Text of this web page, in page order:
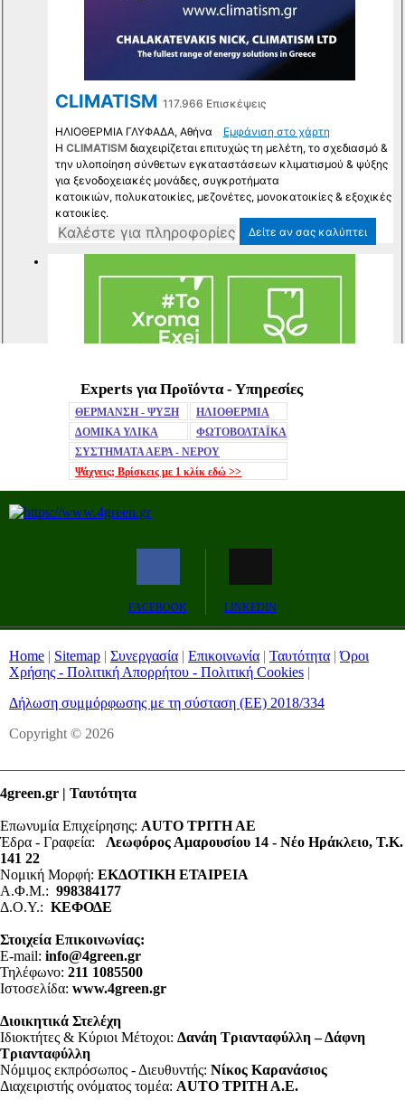
MuteExperts για Προϊόντα - Υπηρεσίες
ΘΕΡΜΑΝΣΗ - ΨΥΞΗ
ΗΛΙΟΘΕΡΜΙΑ
ΔΟΜΙΚΑ ΥΛΙΚΑ
ΦΩΤΟΒΟΛΤΑΪΚΑ
ΣΥΣΤΗΜΑΤΑ ΑΕΡΑ - ΝΕΡΟΥ
Ψάχνεις; Βρίσκεις με 1 κλίκ εδώ >>
FACEBOOK LINKEDIN
Home | Sitemap | Συνεργασία | Επικοινωνία | Ταυτότητα |Όροι
Χρήσης - Πολιτική Απορρήτου - Πολιτική Cookies |
Δήλωση συμμόρφωσης με τη σύσταση (ΕΕ) 2018/334
Copyright © 2026
4green.gr | Ταυτότητα
Επωνυμία Επιχείρησης: AUTO ΤΡΙΤΗ ΑΕ
Έδρα - Γραφεία: Λεωφόρος Αμαρουσίου 14 - Νέο Ηράκλειο, Τ.Κ.
141 22
Νομική Μορφή: ΕΚΔΟΤΙΚΗ ΕΤΑΙΡΕΙΑ
Α.Φ.Μ.: 998384177
Δ.Ο.Υ.: ΚΕΦΟΔΕ
Στοιχεία Επικοινωνίας:
E-mail: info@4green.gr
Τηλέφωνο: 211 1085500
Ιστοσελίδα: www.4green.gr
Διοικητικά Στελέχη
Ιδιοκτήτες & Κύριοι Μέτοχοι: Δανάη Τριανταφύλλη – Δάφνη
Τριανταφύλλη
Νόμιμος εκπρόσωπος - Διευθυντής: Νίκος Καρανάσιος
Διαχειριστής ονόματος τομέα: ΑUTO ΤΡΙΤΗ Α.Ε.